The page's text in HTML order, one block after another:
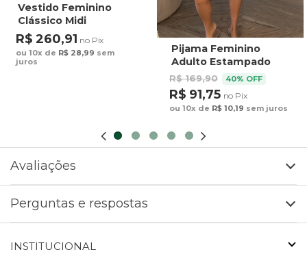
Vestido Feminino
Clássico Midi
Estampado Maxi
Arara Fundo Azul
R$ 260,91 no Pix
ou 10x de R$ 28,99 sem
juros
Pijama Feminino
Adulto Estampado
Preguiça Tucano
Fundo Marrom
R$ 169,90 40% OFF
R$ 91,75 no Pix
ou 10x de R$ 10,19 sem juros
Avaliações
Perguntas e respostas
INSTITUCIONAL